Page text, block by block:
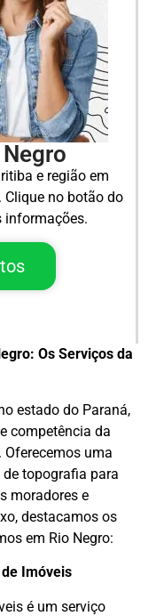
e região em
no botão do
informações.
Os Serviços da
estado do Paraná,
competência da
uma
topografia para
moradores e
destacamos os
em Rio Negro:
Imóveis
é um serviço